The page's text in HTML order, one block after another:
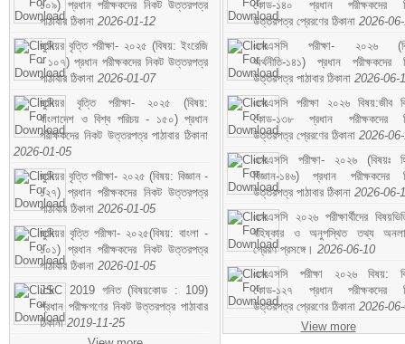
১০৯) প্রধান পরীক্ষকদের নিকট উত্তরপত্র
পাঠাবার ঠিকানা 2026-01-12
জুনিয়র বৃত্তি পরীক্ষা- ২০২৫ (বিষয়: ইংরেজি
- ১০৭) প্রধান পরীক্ষকদের নিকট উত্তরপত্র
পাঠাবার ঠিকানা 2026-01-07
জুনিয়র বৃত্তি পরীক্ষা- ২০২৫ (বিষয়:
বাংলাদেশ ও বিশ্ব পরিচয় - ১৫০) প্রধান
পরীক্ষকদের নিকট উত্তরপত্র পাঠাবার ঠিকানা
2026-01-05
জুনিয়র বৃত্তি পরীক্ষা- ২০২৫ (বিষয়: বিজ্ঞান -
১২৭) প্রধান পরীক্ষকদের নিকট উত্তরপত্র
পাঠাবার ঠিকানা 2026-01-05
জুনিয়র বৃত্তি পরীক্ষা- ২০২৫(বিষয়: বাংলা -
১০১) প্রধান পরীক্ষকদের নিকট উত্তরপত্র
পাঠাবার ঠিকানা 2026-01-05
JSC 2019 গনিত (বিষয়কোড : 109)
প্রধান পরীক্ষগণের নিকট উত্তরপত্র পাঠাবার
ঠিকানা2019-11-25
কোড-১৪০ প্রধান পরীক্ষকদের
উত্তরপত্র প্রেরণের ঠিকানা 2026-
এসএসসি পরীক্ষা- ২০২৬
অর্থনীতি-১৪১) প্রধান পরীক্ষকদের
উত্তরপত্র পাঠাবার ঠিকানা 2026-06-
এসএসসি পরীক্ষা ২০২৬ বিষয়:জীব
কোড-১৩৮ প্রধান পরীক্ষকদের
উত্তরপত্র প্রেরণের ঠিকানা 2026-
এসএসসি পরীক্ষা- ২০২৬ (বিষয়ঃ
বিজ্ঞান-১৪৬) প্রধান পরীক্ষকদের
উত্তরপত্র পাঠাবার ঠিকানা 2026-06-
এসএসসি ২০২৬ পরীক্ষার্থীদের
বহিষ্কার ও অনুপস্থিত তথ্য
প্রেরণ প্রসঙ্গে। 2026-06-10
এসএসসি পরীক্ষা ২০২৬ বিষয়:
কোড-১২৭ প্রধান পরীক্ষকদের
উত্তরপত্র প্রেরণের ঠিকানা 2026-
View more